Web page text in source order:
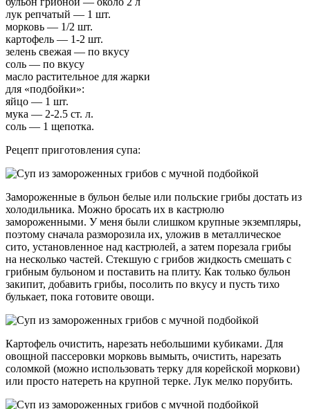
лук репчатый — 1 шт.
морковь — 1/2 шт.
картофель — 1-2 шт.
зелень свежая — по вкусу
соль — по вкусу
масло растительное для жарки
для «подбойки»:
яйцо — 1 шт.
мука — 2-2.5 ст. л.
соль — 1 щепотка.
Рецепт приготовления супа:
Замороженные в бульон белые или польские грибы достать из
холодильника. Можно бросать их в кастрюлю
замороженными. У меня были слишком крупные экземпляры,
поэтому сначала разморозила их, уложив в металлическое
сито, установленное над кастрюлей, а затем порезала грибы
на несколько частей. Стекшую с грибов жидкость смешать с
грибным бульоном и поставить на плиту. Как только бульон
закипит, добавить грибы, посолить по вкусу и пусть тихо
булькает, пока готовите овощи.
Картофель очистить, нарезать небольшими кубиками. Для
овощной пассеровки морковь вымыть, очистить, нарезать
соломкой (можно использовать терку для корейской моркови)
или просто натереть на крупной терке. Лук мелко порубить.